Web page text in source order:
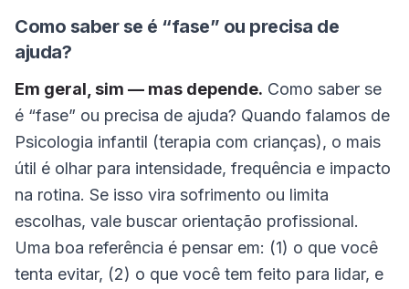
Como saber se é “fase” ou precisa de
ajuda?
Em geral, sim — mas depende. Como saber se
é “fase” ou precisa de ajuda? Quando falamos de
Psicologia infantil (terapia com crianças), o mais
útil é olhar para intensidade, frequência e impacto
na rotina. Se isso vira sofrimento ou limita
escolhas, vale buscar orientação profissional.
Uma boa referência é pensar em: (1) o que você
tenta evitar, (2) o que você tem feito para lidar, e